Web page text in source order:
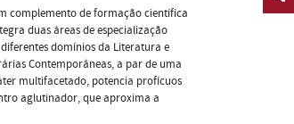
complemento de formação científica
duas áreas de especialização
domínios da Literatura e
Contemporâneas, a par de uma
multifacetado, potencia profícuos
aglutinador, que aproxima a